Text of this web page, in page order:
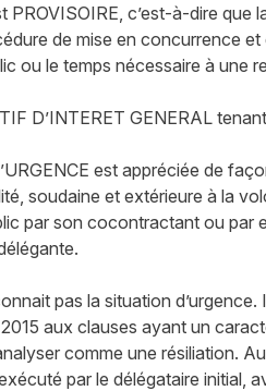
c’est-à-dire que
de mise en concurrence
ou le temps nécessaire à une
D’INTERET GENERAL
est appréciée de
soudaine et extérieure à la
par son cocontractant ou par
pas la situation
aux clauses ayant un
comme une résiliation.
par le délégataire initial,